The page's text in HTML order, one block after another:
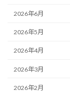
2026年6月
2026年5月
2026年4月
2026年3月
2026年2月